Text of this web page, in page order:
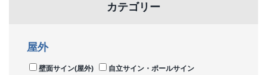
カテゴリー
屋外
壁面サイン(屋外)
自立サイン・ポールサイン